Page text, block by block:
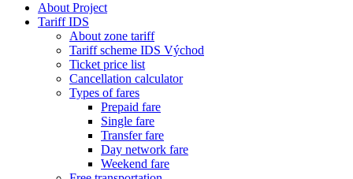
About Project
Tariff IDS
About zone tariff
Tariff scheme IDS Východ
Ticket price list
Cancellation calculator
Types of fares
Prepaid fare
Single fare
Transfer fare
Day network fare
Weekend fare